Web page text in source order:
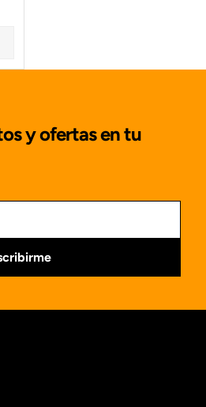
y ofertas en tu